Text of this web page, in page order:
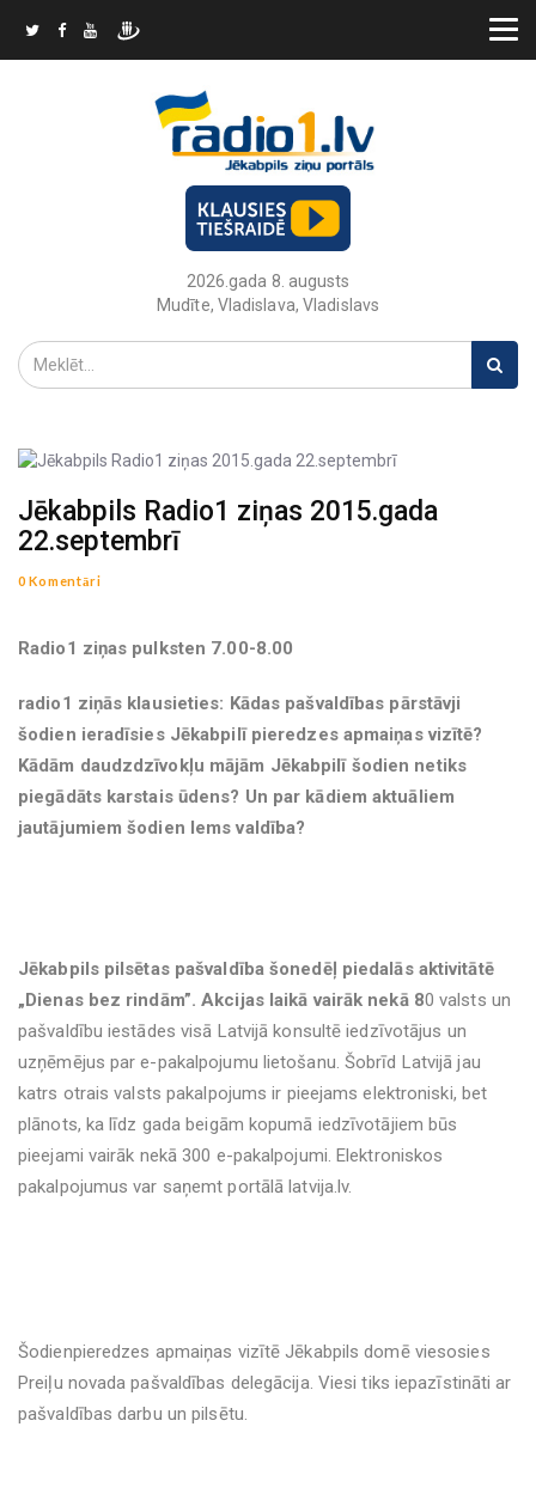
2026.gada 8. augusts
Mudīte, Vladislava, Vladislavs
Jēkabpils Radio1 ziņas 2015.gada
22.septembrī
0 Komentāri
Radio1 ziņas pulksten 7.00-8.00
radio1 ziņās klausieties: Kādas pašvaldības pārstāvji
šodien ieradīsies Jēkabpilī pieredzes apmaiņas vizītē?
Kādām daudzdzīvokļu mājām Jēkabpilī šodien netiks
piegādāts karstais ūdens? Un par kādiem aktuāliem
jautājumiem šodien lems valdība?
Jēkabpils pilsētas pašvaldība šonedēļ piedalās aktivitātē
„Dienas bez rindām”. Akcijas laikā vairāk nekā 80 valsts un
pašvaldību iestādes visā Latvijā konsultē iedzīvotājus un
uzņēmējus par e-pakalpojumu lietošanu. Šobrīd Latvijā jau
katrs otrais valsts pakalpojums ir pieejams elektroniski, bet
plānots, ka līdz gada beigām kopumā iedzīvotājiem būs
pieejami vairāk nekā 300 e-pakalpojumi. Elektroniskos
pakalpojumus var saņemt portālā latvija.lv.
Šodienpieredzes apmaiņas vizītē Jēkabpils domē viesosies
Preiļu novada pašvaldības delegācija. Viesi tiks iepazīstināti ar
pašvaldības darbu un pilsētu.